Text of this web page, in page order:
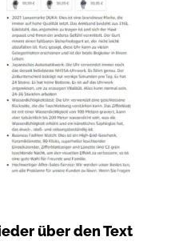
über den Text